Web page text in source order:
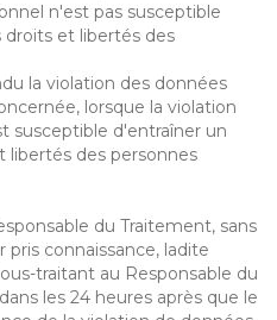
n'est pas susceptible
droits et libertés des
la violation des données
lorsque la violation
susceptible d'entraîner un
libertés des personnes
du Traitement, sans
connaissance, ladite
traitant au Responsable du
les 24 heures après que le